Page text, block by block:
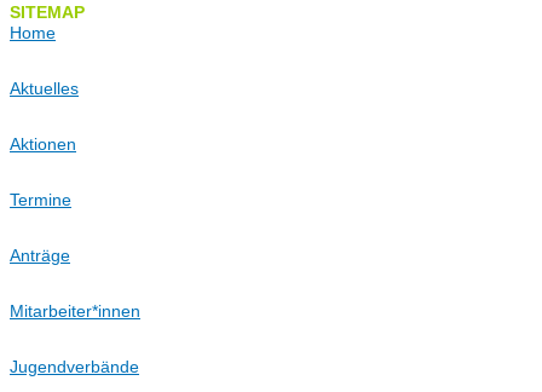
SITEMAP
Home
Aktuelles
Aktionen
Termine
Anträge
Mitarbeiter*innen
Jugendverbände